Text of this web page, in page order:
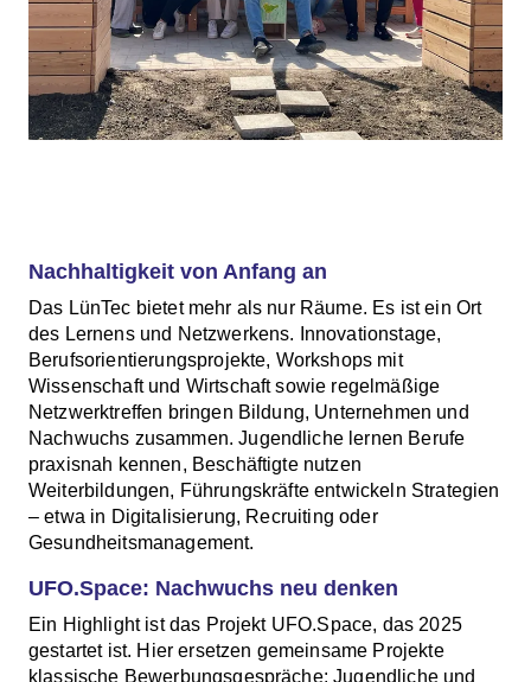
Nachhaltigkeit von Anfang an
Das LünTec bietet mehr als nur Räume. Es ist ein Ort
des Lernens und Netzwerkens. Innovationstage,
Berufsorientierungsprojekte, Workshops mit
Wissenschaft und Wirtschaft sowie regelmäßige
Netzwerktreffen bringen Bildung, Unternehmen und
Nachwuchs zusammen. Jugendliche lernen Berufe
praxisnah kennen, Beschäftigte nutzen
Weiterbildungen, Führungskräfte entwickeln Strategien
– etwa in Digitalisierung, Recruiting oder
Gesundheitsmanagement.
UFO.Space: Nachwuchs neu denken
Ein Highlight ist das Projekt UFO.Space, das 2025
gestartet ist. Hier ersetzen gemeinsame Projekte
klassische Bewerbungsgespräche: Jugendliche und